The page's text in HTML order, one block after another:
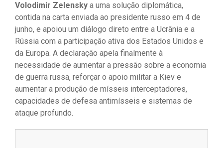
Volodimir Zelensky a uma solução diplomática,
contida na carta enviada ao presidente russo em 4 de
junho, e apoiou um diálogo direto entre a Ucrânia e a
Rússia com a participação ativa dos Estados Unidos e
da Europa. A declaração apela finalmente à
necessidade de aumentar a pressão sobre a economia
de guerra russa, reforçar o apoio militar a Kiev e
aumentar a produção de mísseis interceptadores,
capacidades de defesa antimísseis e sistemas de
ataque profundo.